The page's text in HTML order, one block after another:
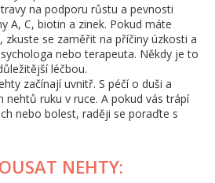
na podporu růstu a pevnosti
A, C, biotin a zinek. Pokud máte
zkuste se zaměřit na příčiny úzkosti a
nebo terapeuta. Někdy je to
léčbou.
začínají uvnitř. S péčí o duši a
nehtů ruku v ruce. A pokud vás trápí
nebo bolest, raději se poraďte s
NEHTY: